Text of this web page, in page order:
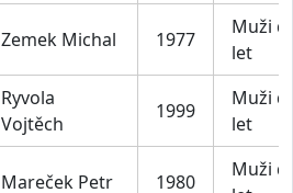
Zemek Michal 1977
Muži
let
Ryvola
Vojtěch
1999
Muži
let
Mareček Petr 1980
Muži